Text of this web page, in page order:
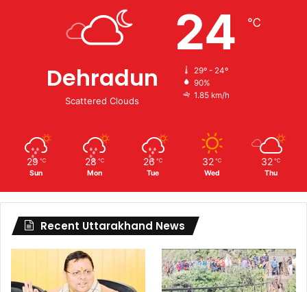
Dehradun
Scattered Clouds
24 ℃
29º - 24º
90%
1.85 km/h
29 ℃
Sun
28 ℃
Mon
26 ℃
Tue
32 ℃
Wed
32 ℃
Thu
Recent Uttarakhand News